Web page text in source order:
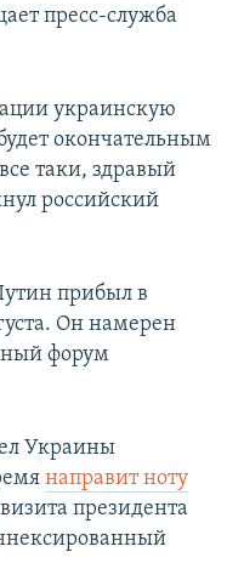
пресс-служба
украинскую
окончательным
таки, здравый
российский
прибыл в
Он намерен
форум
Украины
направит ноту
президента